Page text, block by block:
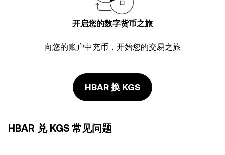
开启您的数字货币之旅
向您的账户中充币，开始您的交易之旅
HBAR 换 KGS
HBAR 兑 KGS 常见问题